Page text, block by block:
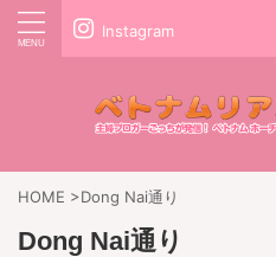
Instagram
HOME >Dong Nai通り
Dong Nai通り